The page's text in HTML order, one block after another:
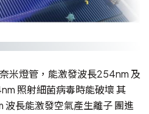
米燈管，能激發波長254nm 及
照射細菌病毒時能破壞 其
波長能激發空氣產生離子 團進